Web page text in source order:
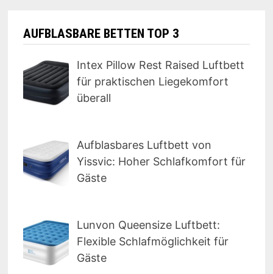
AUFBLASBARE BETTEN TOP 3
Intex Pillow Rest Raised Luftbett
für praktischen Liegekomfort
überall
Aufblasbares Luftbett von
Yissvic: Hoher Schlafkomfort für
Gäste
Lunvon Queensize Luftbett:
Flexible Schlafmöglichkeit für
Gäste